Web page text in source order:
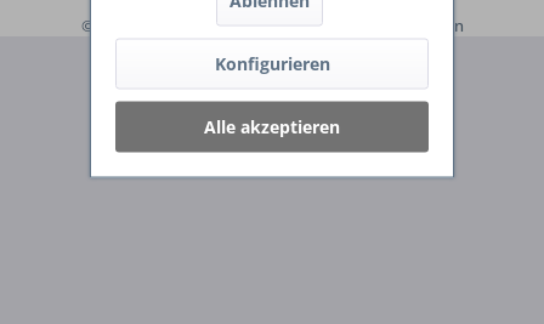
© DeineTraumkueche = Lecker essen - Gesund Leben
Konfigurieren
Alle akzeptieren